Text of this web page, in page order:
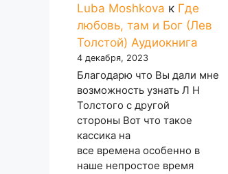
Luba Moshkova к Где
любовь, там и Бог (Лев
Толстой) Аудиокнига
4 декабря, 2023
Благодарю что Вы дали мне
возможность узнать Л Н
Толстого с другой
стороны Вот что такое
кассика на
все времена особенно в
наше непростое время